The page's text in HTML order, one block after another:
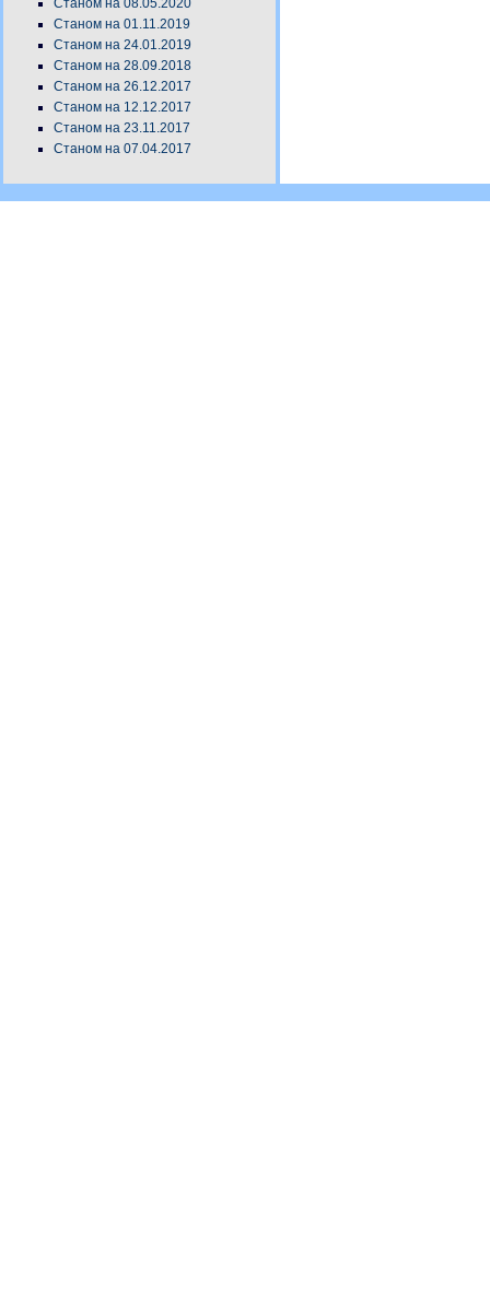
Станом на 08.05.2020
Станом на 01.11.2019
Станом на 24.01.2019
Станом на 28.09.2018
Станом на 26.12.2017
Станом на 12.12.2017
Станом на 23.11.2017
Станом на 07.04.2017